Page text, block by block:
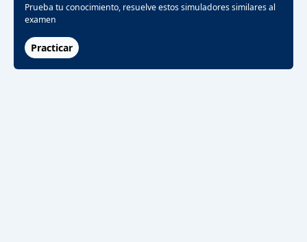
Prueba tu conocimiento, resuelve estos simuladores similares al
examen
Practicar